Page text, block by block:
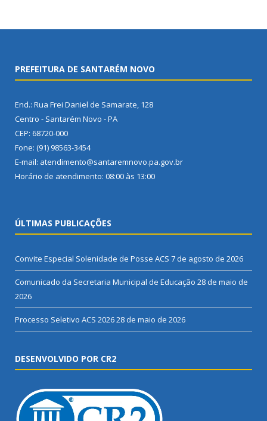
PREFEITURA DE SANTARÉM NOVO
End.: Rua Frei Daniel de Samarate, 128
Centro - Santarém Novo - PA
CEP: 68720-000
Fone: (91) 98563-3454
E-mail: atendimento@santaremnovo.pa.gov.br
Horário de atendimento: 08:00 às 13:00
ÚLTIMAS PUBLICAÇÕES
Convite Especial Solenidade de Posse ACS 7 de agosto de 2026
Comunicado da Secretaria Municipal de Educação 28 de maio de
2026
Processo Seletivo ACS 202628 de maio de 2026
DESENVOLVIDO POR CR2